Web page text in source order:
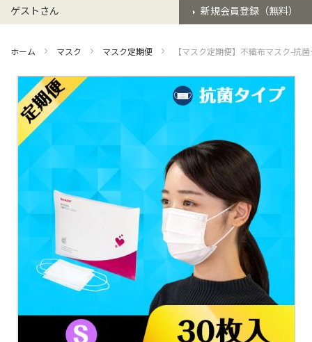
キ
ッ
索
新規会員登録（無料）
ゲストさん
ホーム マスク マスク定期便 【マスク定期便】不織布マスク-抗
メ
ー
ジ
ギ
の